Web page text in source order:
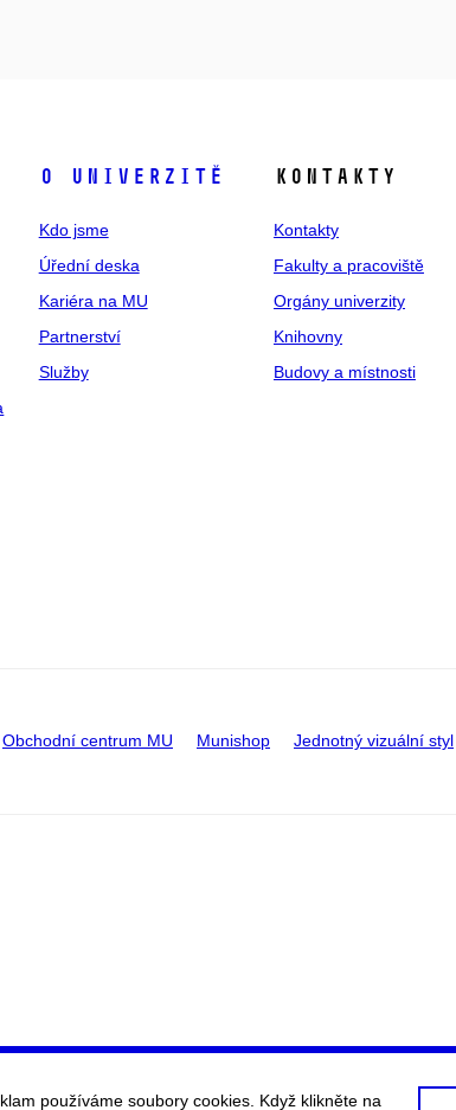
O univerzitě
Kdo jsme
Úřední deska
Kariéra na MU
Partnerství
Služby
Kontakty
Kontakty
Fakulty a pracoviště
Orgány univerzity
Knihovny
Budovy a místnosti
Obchodní centrum MU Munishop Jednotný vizuální styl
používáme soubory cookies. Když klikněte na